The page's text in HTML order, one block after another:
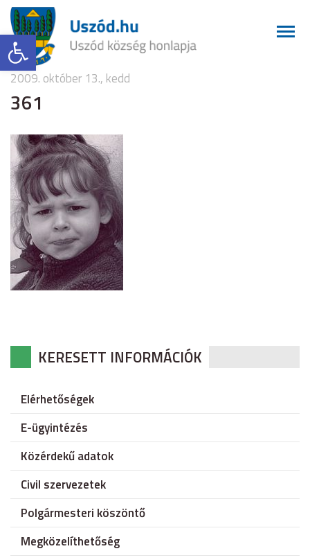
Eszköztár megnyitása
2009. október 13., kedd
361
KERESETT INFORMÁCIÓK
Elérhetőségek
E-ügyintézés
Közérdekű adatok
Civil szervezetek
Polgármesteri köszöntő
Megközelíthetőség